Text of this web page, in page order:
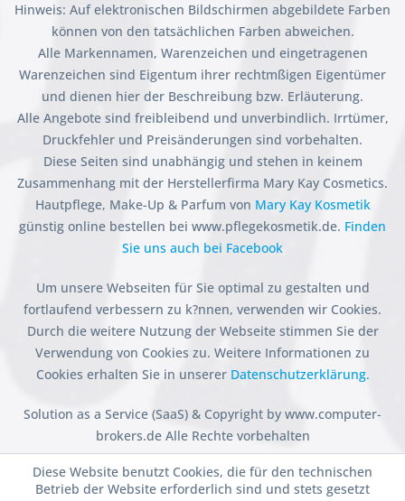
Hinweis: Auf elektronischen Bildschirmen abgebildete Farben
können von den tatsächlichen Farben abweichen.
Alle Markennamen, Warenzeichen und eingetragenen
Warenzeichen sind Eigentum ihrer rechtmßigen Eigentümer
und dienen hier der Beschreibung bzw. Erläuterung.
Alle Angebote sind freibleibend und unverbindlich. Irrtümer,
Druckfehler und Preisänderungen sind vorbehalten.
Diese Seiten sind unabhängig und stehen in keinem
Zusammenhang mit der Herstellerfirma Mary Kay Cosmetics.
Hautpflege, Make-Up & Parfum von Mary Kay Kosmetik
günstig online bestellen bei www.pflegekosmetik.de. Finden
Sie uns auch bei Facebook
Um unsere Webseiten für Sie optimal zu gestalten und
fortlaufend verbessern zu k?nnen, verwenden wir Cookies.
Durch die weitere Nutzung der Webseite stimmen Sie der
Verwendung von Cookies zu. Weitere Informationen zu
Cookies erhalten Sie in unserer Datenschutzerklärung.
Solution as a Service (SaaS) & Copyright by www.computer-
brokers.de Alle Rechte vorbehalten
Diese Website benutzt Cookies, die für den technischen
Betrieb der Website erforderlich sind und stets gesetzt